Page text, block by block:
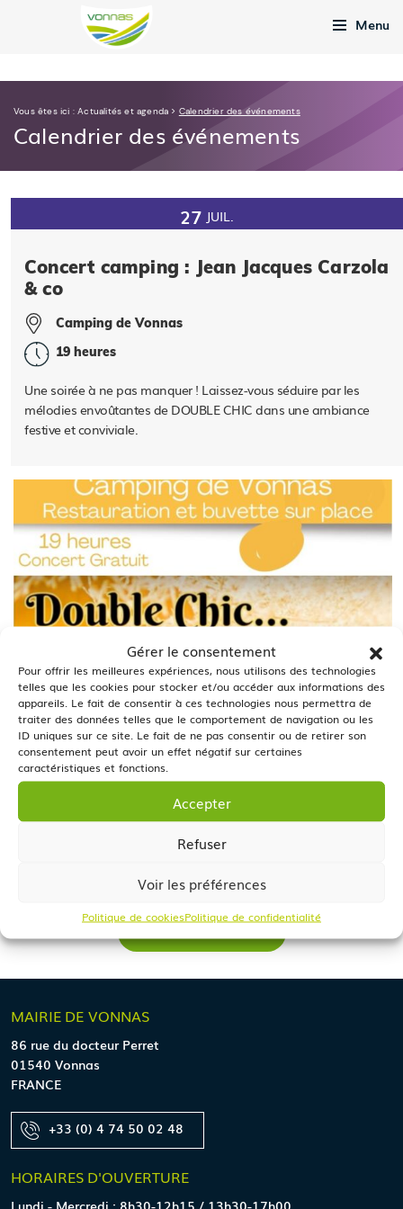
Gérer le consentement
Pour offrir les meilleures expériences, nous utilisons des technologies
telles que les cookies pour stocker et/ou accéder aux informations des
appareils. Le fait de consentir à ces technologies nous permettra de
traiter des données telles que le comportement de navigation ou les
ID uniques sur ce site. Le fait de ne pas consentir ou de retirer son
consentement peut avoir un effet négatif sur certaines
caractéristiques et fonctions.
Accepter
Refuser
Voir les préférences
Politique de cookiesPolitique de confidentialité
Menu
Vous êtes ici :Actualités et agenda > Calendrier des événements
Calendrier des événements
27 JUIL.
Concert camping : Jean Jacques Carzola
& co
Camping de Vonnas
19 heures
Une soirée à ne pas manquer ! Laissez-vous séduire par les
mélodies envoûtantes de DOUBLE CHIC dans une ambiance
festive et conviviale.
MAIRIE DE VONNAS
86 rue du docteur Perret
01540 Vonnas
FRANCE
+33 (0) 4 74 50 02 48
HORAIRES D'OUVERTURE
Lundi - Mercredi : 8h30-12h15 / 13h30-17h00